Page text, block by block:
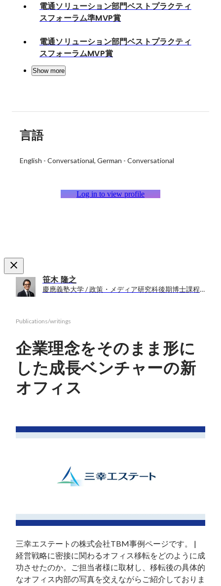
電通ソリューション部門ベストプラクティ
スフォーラム準MVP賞
電通ソリューション部門ベストプラクティ
スフォーラムMVP賞
Show more
言語
English - Conversational German - Conversational
Log in to view profile
笹木 隆之
慶應義塾大学 / 政策・メディア研究科後期博士課程（単位取得退学）
Publications/writings
企業理念をそのまま形に
した成長ベンチャーの新
オフィス
三幸エステートの株式会社TBM事例ページです。 |
経営戦略に密接に関わるオフィス移転をどのように成
功させたのか。ご担当者様に取材し、移転後の具体的
なオフィス内部の写真を交えながらご紹介しておりま